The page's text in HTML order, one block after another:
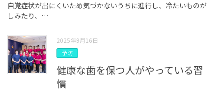
自覚症状が出にくいため気づかないうちに進行し、冷たいものが
しみたり、…
2025年9月16日
予防
健康な歯を保つ人がやっている習
慣